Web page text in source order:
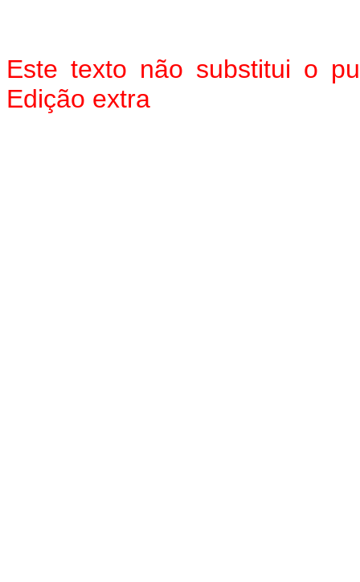
Este texto não substitui o
Edição extra